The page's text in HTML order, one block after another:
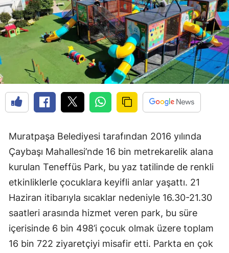
Muratpaşa Belediyesi tarafından 2016 yılında
Çaybaşı Mahallesi’nde 16 bin metrekarelik alana
kurulan Teneffüs Park, bu yaz tatilinde de renkli
etkinliklerle çocuklara keyifli anlar yaşattı. 21
Haziran itibarıyla sıcaklar nedeniyle 16.30-21.30
saatleri arasında hizmet veren park, bu süre
içerisinde 6 bin 498’i çocuk olmak üzere toplam
16 bin 722 ziyaretçiyi misafir etti. Parkta en çok